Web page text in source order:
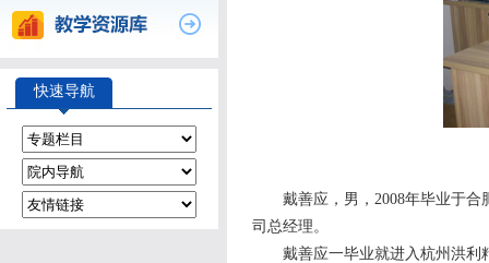
快速导航
戴善应，男，2008年毕业于合
司总经理。
戴善应一毕业就进入杭州洪利精